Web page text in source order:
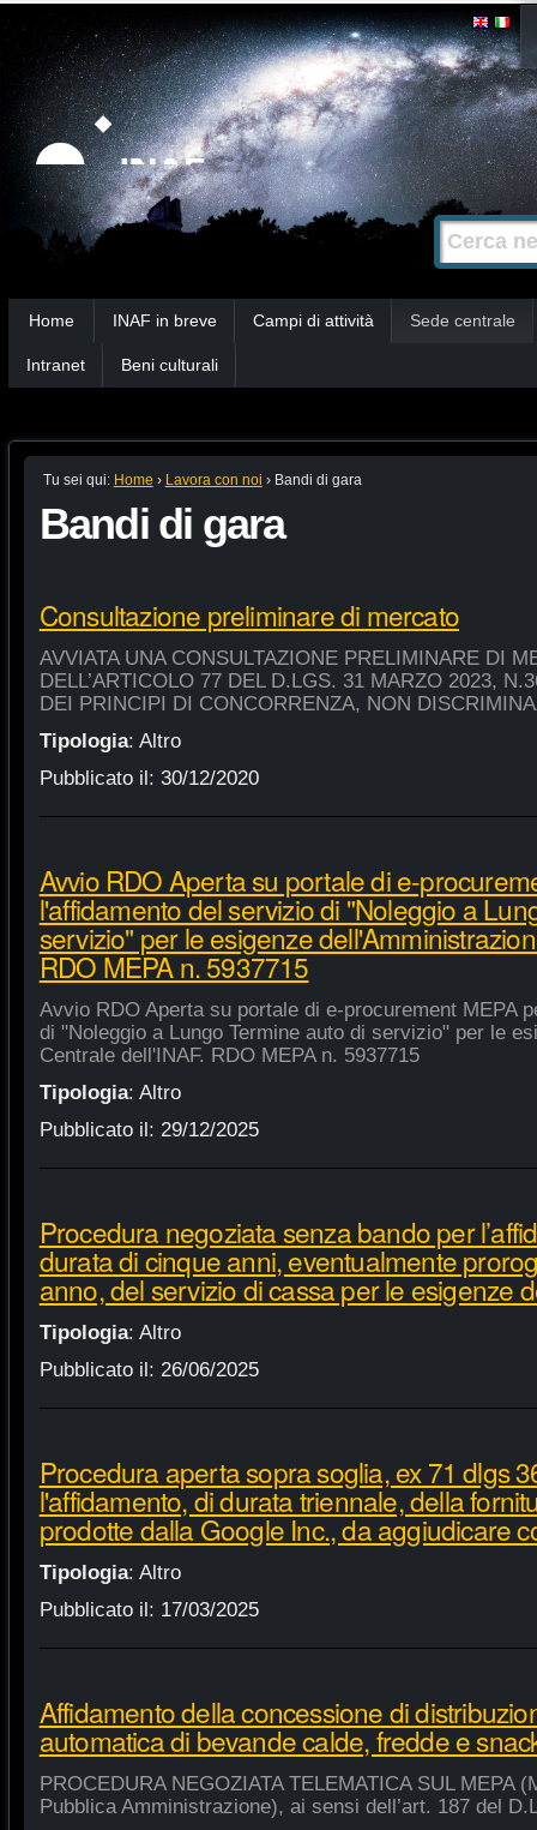
Strumenti
personali
Salta
contenuti.
|
Salta
alla
navigazione
Cerca nel
Ricerca
avanzata…
Home INAF in breve Campi di attività Sede centrale
Intranet Beni culturali
Tu sei qui: Home › Lavora con noi › Bandi di gara
Bandi di gara
Consultazione preliminare di mercato
AVVIATA UNA CONSULTAZIONE PRELIMINARE DI
DELL’ARTICOLO 77 DEL D.LGS. 31 MARZO 2023,
DEI PRINCIPI DI CONCORRENZA, NON
Tipologia: Altro
Pubblicato il: 30/12/2020
Avvio RDO Aperta su portale di e-
l'affidamento del servizio di "Noleggio a
servizio" per le esigenze
RDO MEPA n. 5937715
Avvio RDO Aperta su portale di e-procurement MEPA
di "Noleggio a Lungo Termine auto di servizio" per le
Centrale dell'INAF. RDO MEPA n. 5937715
Tipologia: Altro
Pubblicato il: 29/12/2025
Procedura negoziata senza bando per
durata di cinque anni, eventualmente
anno, del servizio di cassa per le esigenze
Tipologia: Altro
Pubblicato il: 26/06/2025
Procedura aperta sopra soglia, ex 71 dlgs
l'affidamento, di durata triennale, della
prodotte dalla Google Inc., da aggiudicare
Tipologia: Altro
Pubblicato il: 17/03/2025
Affidamento della concessione di
automatica di bevande calde, fredde e
PROCEDURA NEGOZIATA TELEMATICA SUL MEPA
Pubblica Amministrazione), ai sensi dell’art. 187 del